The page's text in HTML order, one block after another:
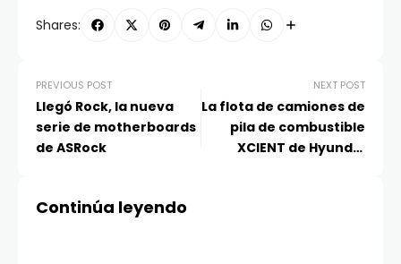
Shares:
PREVIOUS POST
Llegó Rock, la nueva
serie de motherboards
de ASRock
NEXT POST
La flota de camiones de
pila de combustible
XCIENT de Hyundai
Continúa leyendo